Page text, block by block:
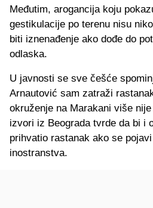
Međutim, arogancija koju
gestikulacije po terenu nisu
biti iznenađenje ako dođe do
odlaska.
U javnosti se sve češće
Arnautović sam zatraži
okruženje na Marakani više
izvori iz Beograda tvrde da bi i
prihvatio rastanak ako se
inostranstva.